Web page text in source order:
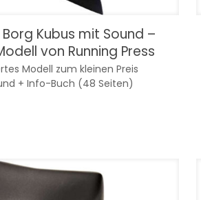
Borg Kubus mit Sound –
von Running Press
Modell zum kleinen Preis
+ Info-Buch (48 Seiten)